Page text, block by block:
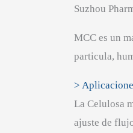
Suzhou
MCC es un
particula,
>
La Celulosa
ajuste de